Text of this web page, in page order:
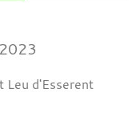
2023
Leu d'Esserent